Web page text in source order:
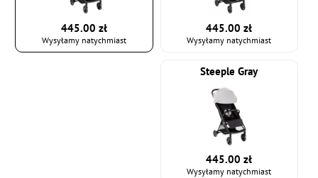
445.00 zł
Wysyłamy natychmiast
445.00 zł
Wysyłamy natychmiast
Steeple Gray
445.00 zł
Wysyłamy natychmiast